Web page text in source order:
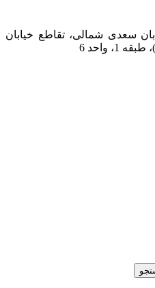
سعدی شمالی، تقاطع خیابان